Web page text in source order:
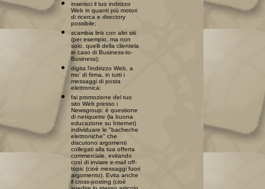
inserisci il tuo indirizzo
Web in quanti più motori
di ricerca e directory
possibile;
scambia link con altri siti
(per esempio, ma non
solo, quelli della clientela
in caso di Business-to-
Business);
digita l'indirizzo Web, a
mo' di firma, in tutti i
messaggi di posta
elettronica;
fai promozione del tuo
sito Web presso i
Newsgroup: è questione
di netiquette (la buona
educazione su Internet)
individuare le "bacheche
elettroniche" che
discutono argomenti
collegati alla tua offerta
commerciale, evitando
così di inviare e-mail off-
topic (cioè messaggi fuori
argomento). Evita anche
il cross-posting (cioè